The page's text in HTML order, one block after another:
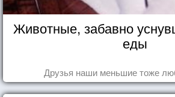
Животные, забавно
еды
Друзья наши меньшие тоже